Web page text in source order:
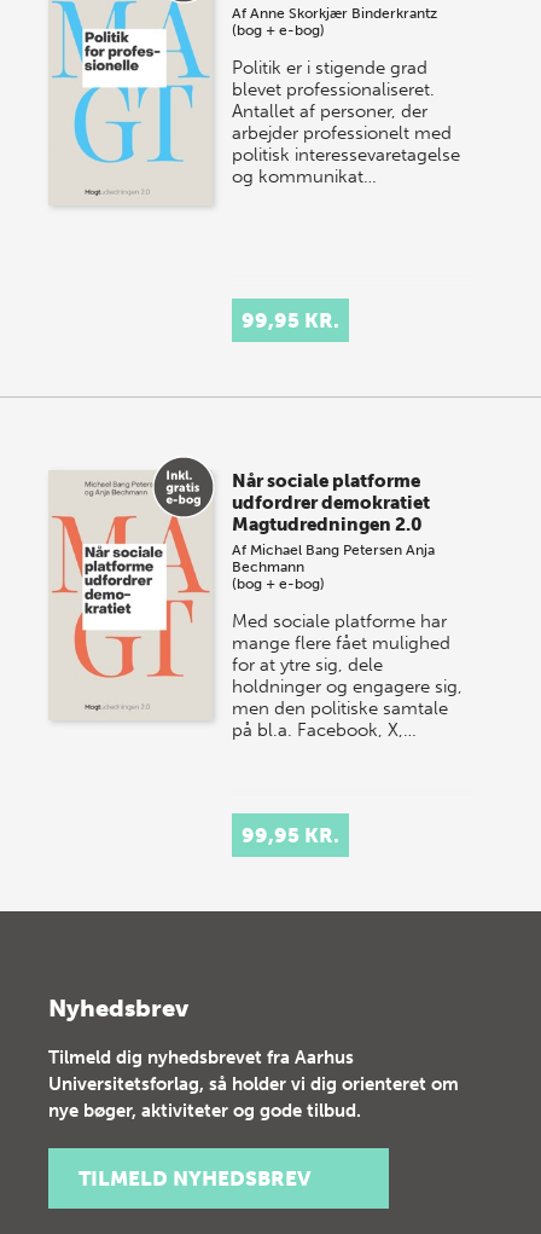
AfAnne Skorkjær Binderkrantz
(bog + e-bog)
Politik er i stigende grad
blevet professionaliseret.
Antallet af personer, der
arbejder professionelt med
politisk interessevaretagelse
og kommunikat…
99,95 KR.
Når sociale platforme
udfordrer demokratiet
Magtudredningen 2.0
Af Michael Bang Petersen Anja
Bechmann
(bog + e-bog)
Med sociale platforme har
mange flere fået mulighed
for at ytre sig, dele
holdninger og engagere sig,
men den politiske samtale
på bl.a. Facebook, X,…
99,95 KR.
Nyhedsbrev
Tilmeld dig nyhedsbrevet fra Aarhus
Universitetsforlag, så holder vi dig orienteret om
nye bøger, aktiviteter og gode tilbud.
TILMELD NYHEDSBREV